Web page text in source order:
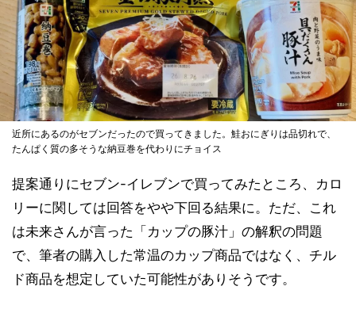
近所にあるのがセブンだったので買ってきました。鮭おにぎりは品切れで、
たんぱく質の多そうな納豆巻を代わりにチョイス
提案通りにセブン-イレブンで買ってみたところ、カロ
リーに関しては回答をやや下回る結果に。ただ、これ
は未来さんが言った「カップの豚汁」の解釈の問題
で、筆者の購入した常温のカップ商品ではなく、チル
ド商品を想定していた可能性がありそうです。